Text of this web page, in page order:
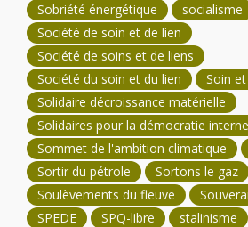
Sobriété énergétique
socialisme
Société de soin et de lien
Société de soins et de liens
Société du soin et du lien
Soin
Solidaire décroissance matérielle
Solidaires pour la démocratie interne
Sommet de l'ambition climatique
Sortir du pétrole
Sortons le gaz
Soulèvements du fleuve
SPEDE
SPQ-libre stalinisme